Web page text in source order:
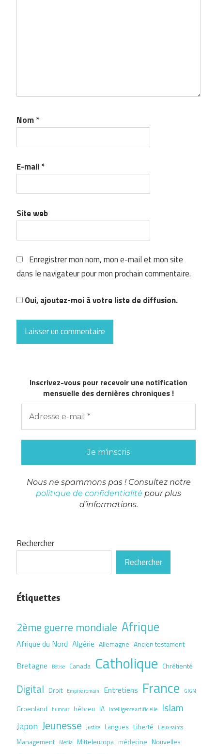
Nom*
E-mail*
Site web
Enregistrer mon nom, mon e-mail et mon site
dans le navigateur pour mon prochain commentaire.
Oui, ajoutez-moi à votre liste de diffusion.
Inscrivez-vous pour recevoir une notification
mensuelle des dernières chroniques !
Nous ne spammons pas ! Consultez notre
politique de confidentialité pour plus
d’informations.
Rechercher
Rechercher
Étiquettes
2ème guerre mondiale Afrique
Afrique du Nord Algérie Allemagne Ancien testament
Bretagne Bêtise Canada Catholique Chrétienté
Digital Droit Empire romain Entretiens France GIGN
Groenland humour hébreu IA Intelligence artificielle Islam
Japon Jeunesse Justice Langues Liberté Lieux saints
Management Media Mitteleuropa médecine Nouvelles